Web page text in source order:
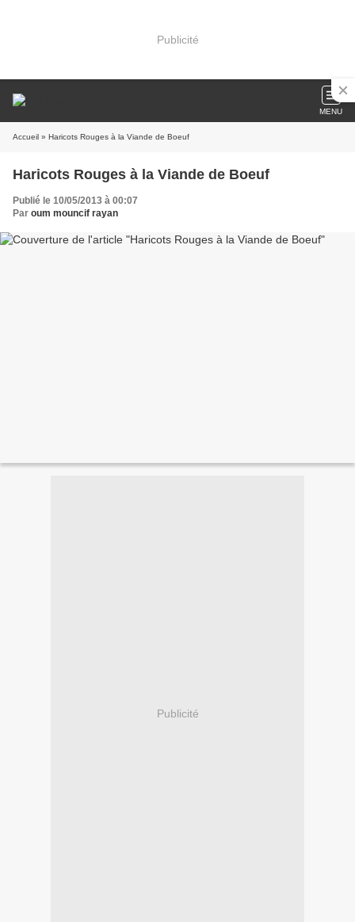
Publicité
MENU
Accueil » Haricots Rouges à la Viande de Boeuf
Haricots Rouges à la Viande de Boeuf
Publié le 10/05/2013 à 00:07
Par oum mouncif rayan
Publicité